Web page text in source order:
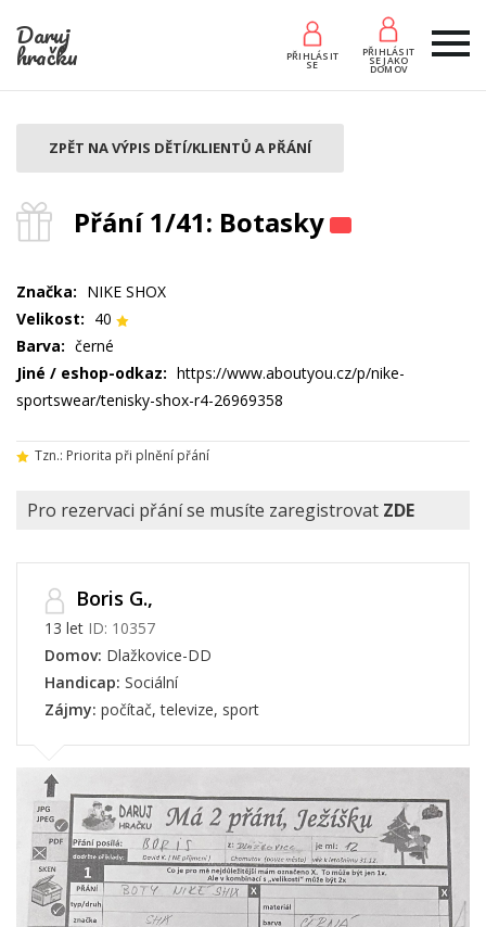
Daruj
hračku PŘIHLÁSIT
SE
PŘIHLÁSIT
SE JAKO
DOMOV
Přání 1/41: Botasky
ZPĚT NA VÝPIS DĚTÍ/KLIENTŮ A PŘÁNÍ
Značka: NIKE SHOX
Velikost: 40
Barva: černé
Jiné / eshop-odkaz: https://www.aboutyou.cz/p/nike-
sportswear/tenisky-shox-r4-26969358
Tzn.: Priorita při plnění přání
Pro rezervaci přání se musíte zaregistrovat ZDE
Boris G.,
13 let ID: 10357
Domov: Dlažkovice-DD
Handicap: Sociální
Zájmy: počítač, televize, sport